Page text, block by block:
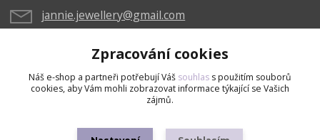
jannie.jewellery@gmail.com
Zpracování cookies
Náš e-shop a partneři potřebují Váš souhlas s použitím souborů
cookies, aby Vám mohli zobrazovat informace týkající se Vašich
zájmů.